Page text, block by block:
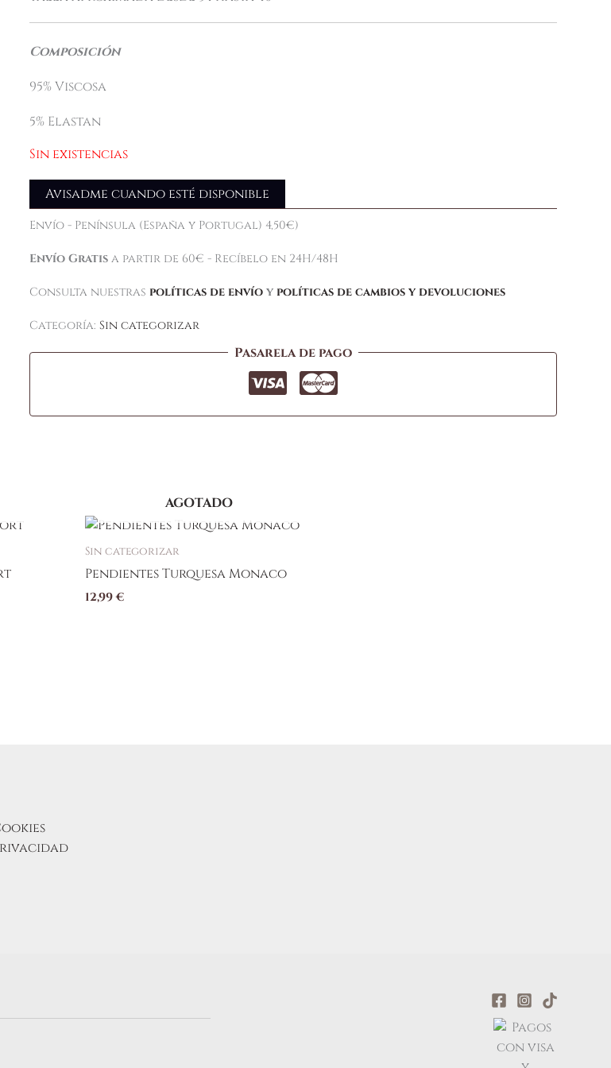
Composición
95% Viscosa
5% Elastan
Sin existencias
Avisadme cuando esté disponible
Envío - Península (España y Portugal) 4,50€)
Envío Gratisa partir de 60€ - Recíbelo en 24H/48H
Consulta nuestras políticas de envíoy políticas de cambios y devoluciones
Categoría: Sin categorizar
Pasarela de pago
AGOTADO
Sin categorizar
Pendientes Turquesa Monaco
12,99€